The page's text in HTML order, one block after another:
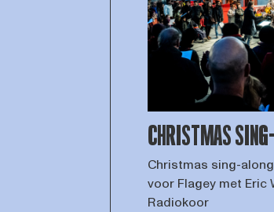
CHRISTMAS
Christmas sing-
voor Flagey met Eric
Radiokoor